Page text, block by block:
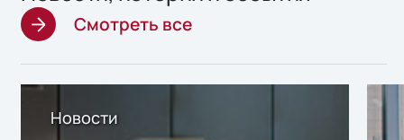
Смотреть все
Новости